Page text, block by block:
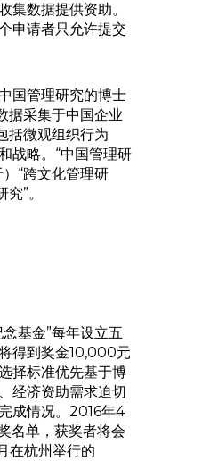
集数据提供资助。
申请者只允许提交
国管理研究的博士
据采集于中国企业
括微观组织行为
战略。“中国管理研
“跨文化管理研
”。
基金”每年设立五
得到奖金10,000元
择标准优先基于博
经济资助需求迫切
成情况。2016年4
名单，获奖者将会
在杭州举行的